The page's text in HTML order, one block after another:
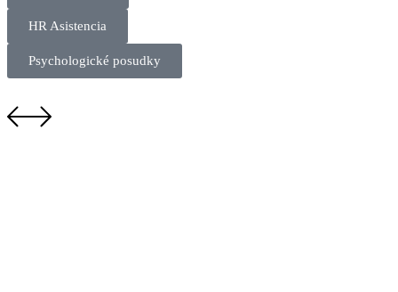
HR Asistencia
Psychologické posudky